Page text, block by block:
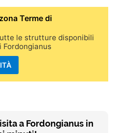
Terme di
le strutture disponibili
Fordongianus
a Fordongianus in